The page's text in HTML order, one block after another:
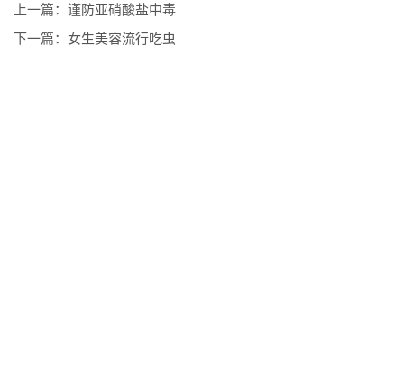
上一篇： 谨防亚硝酸盐中毒
下一篇： 女生美容流行吃虫